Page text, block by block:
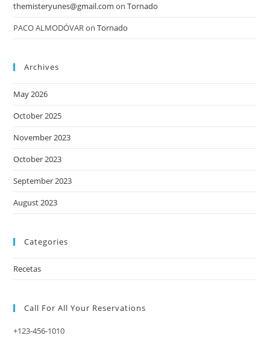
themisteryunes@gmail.com onTornado
PACO ALMODÓVARonTornado
Archives
May 2026
October 2025
November 2023
October 2023
September 2023
August 2023
Categories
Recetas
Call For All Your​ Reservations
+123-456-1010